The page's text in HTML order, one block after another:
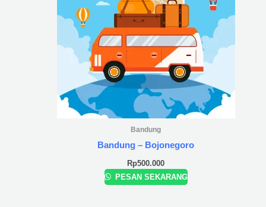
Bandung
Bandung – Bojonegoro
Rp500.000
PESAN SEKARANG